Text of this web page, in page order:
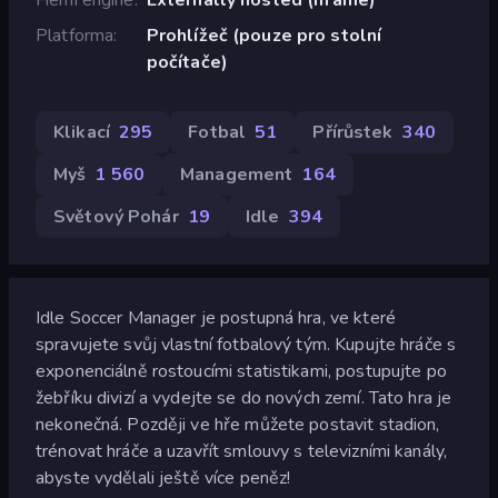
Platforma
Prohlížeč (pouze pro stolní
počítače)
Klikací 295 Fotbal 51 Přírůstek 340
Myš 1 560 Management 164
Světový Pohár 19 Idle 394
Idle Soccer Manager je postupná hra, ve které
spravujete svůj vlastní fotbalový tým. Kupujte hráče s
exponenciálně rostoucími statistikami, postupujte po
žebříku divizí a vydejte se do nových zemí. Tato hra je
nekonečná. Později ve hře můžete postavit stadion,
trénovat hráče a uzavřít smlouvy s televizními kanály,
abyste vydělali ještě více peněz!